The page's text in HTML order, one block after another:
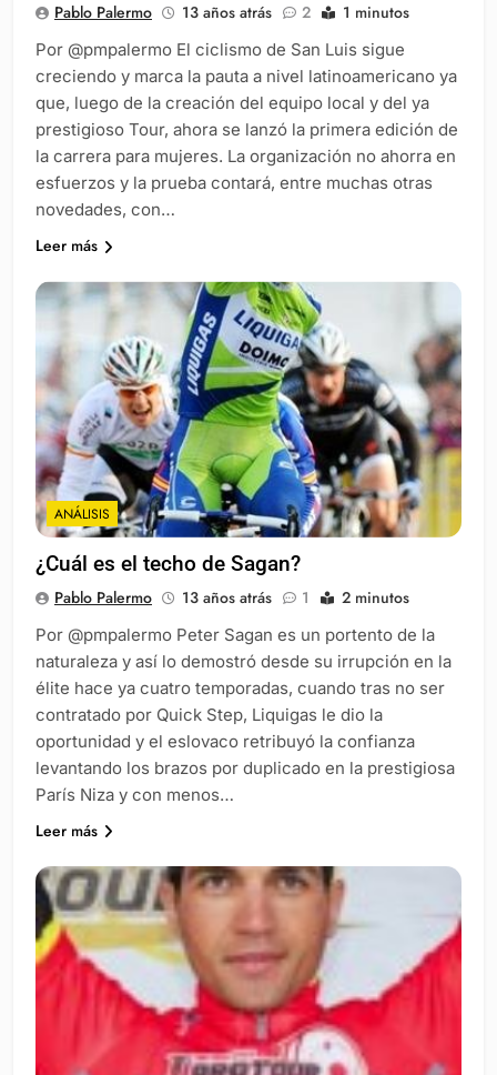
Pablo Palermo 13 años atrás 2 1 minutos
Por @pmpalermo El ciclismo de San Luis sigue
creciendo y marca la pauta a nivel latinoamericano ya
que, luego de la creación del equipo local y del ya
prestigioso Tour, ahora se lanzó la primera edición de
la carrera para mujeres. La organización no ahorra en
esfuerzos y la prueba contará, entre muchas otras
novedades, con…
Leer más
ANÁLISIS
¿Cuál es el techo de Sagan?
Pablo Palermo 13 años atrás 1 2 minutos
Por @pmpalermo Peter Sagan es un portento de la
naturaleza y así lo demostró desde su irrupción en la
élite hace ya cuatro temporadas, cuando tras no ser
contratado por Quick Step, Liquigas le dio la
oportunidad y el eslovaco retribuyó la confianza
levantando los brazos por duplicado en la prestigiosa
París Niza y con menos…
Leer más